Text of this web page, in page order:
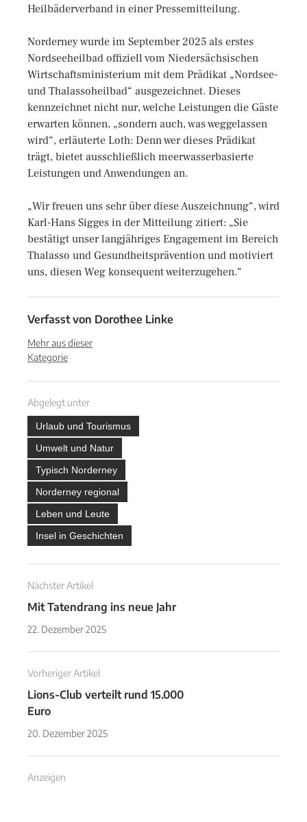
Heilbäderverband in einer Pressemitteilung.
Norderney wurde im September 2025 als erstes
Nordseeheilbad offiziell vom Niedersächsischen
Wirtschaftsministerium mit dem Prädikat „Nordsee-
und Thalassoheilbad“ ausgezeichnet. Dieses
kennzeichnet nicht nur, welche Leistungen die Gäste
erwarten können, „sondern auch, was weggelassen
wird“, erläuterte Loth: Denn wer dieses Prädikat
trägt, bietet ausschließlich meerwasserbasierte
Leistungen und Anwendungen an.
„Wir freuen uns sehr über diese Auszeichnung“, wird
Karl-Hans Sigges in der Mitteilung zitiert: „Sie
bestätigt unser langjähriges Engagement im Bereich
Thalasso und Gesundheitsprävention und motiviert
uns, diesen Weg konsequent weiterzugehen.“
Verfasst von Dorothee Linke
Mehr aus dieser
Kategorie
Abgelegt unter
Urlaub und Tourismus
Umwelt und Natur
Typisch Norderney
Norderney regional
Leben und Leute
Insel in Geschichten
Nächster Artikel
Mit Tatendrang ins neue Jahr
22. Dezember 2025
Vorheriger Artikel
Lions-Club verteilt rund 15.000
Euro
20. Dezember 2025
Anzeigen